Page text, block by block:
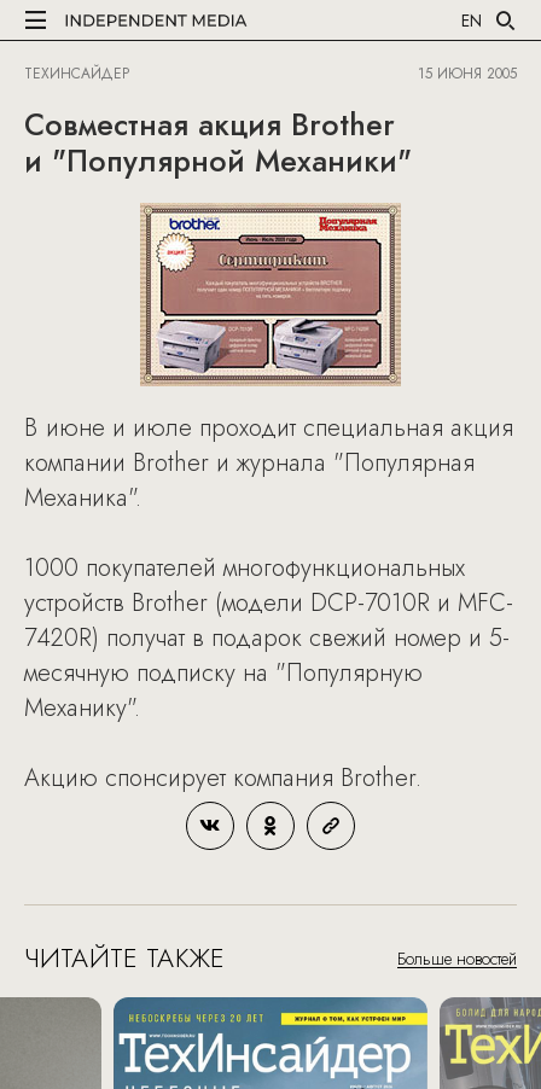
EN
ТЕХИНСАЙДЕР 15 ИЮНЯ 2005
Совместная акция Brother
и "Популярной Механики"
В июне и июле проходит специальная акция
компании Brother и журнала "Популярная
Механика".
1000 покупателей многофункциональных
устройств Brother (модели DCP-7010R и MFC-
7420R) получат в подарок свежий номер и 5-
месячную подписку на "Популярную
Механику".
Акцию спонсирует компания Brother.
ЧИТАЙТЕ ТАКЖЕ Больше новостей